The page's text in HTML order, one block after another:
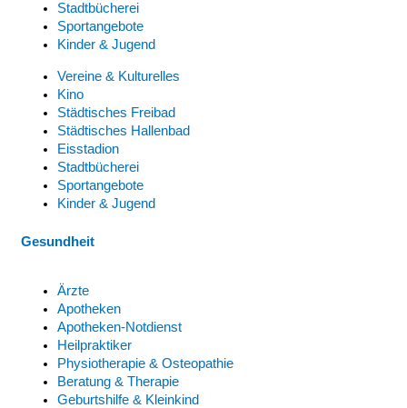
Stadtbücherei
Sportangebote
Kinder & Jugend
Vereine & Kulturelles
Kino
Städtisches Freibad
Städtisches Hallenbad
Eisstadion
Stadtbücherei
Sportangebote
Kinder & Jugend
Gesundheit
Ärzte
Apotheken
Apotheken-Notdienst
Heilpraktiker
Physiotherapie & Osteopathie
Beratung & Therapie
Geburtshilfe & Kleinkind